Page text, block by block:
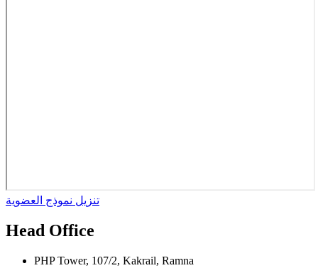
تنزيل نموذج العضوية
Head Office
PHP Tower, 107/2, Kakrail, Ramna